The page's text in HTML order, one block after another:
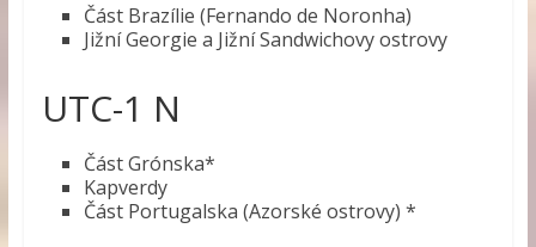
Část Brazílie (Fernando de Noronha)
Jižní Georgie a Jižní Sandwichovy ostrovy
UTC-1 N
Část Grónska*
Kapverdy
Část Portugalska (Azorské ostrovy) *